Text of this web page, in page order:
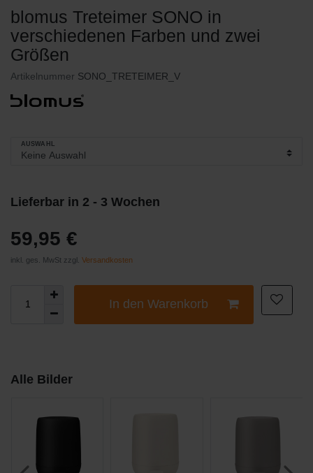
blomus Treteimer SONO in
verschiedenen Farben und zwei
Größen
Artikelnummer SONO_TRETEIMER_V
AUSWAHL
Lieferbar in 2 - 3 Wochen
59,95 €
inkl. ges. MwSt zzgl. Versandkosten
In den Warenkorb
Alle Bilder